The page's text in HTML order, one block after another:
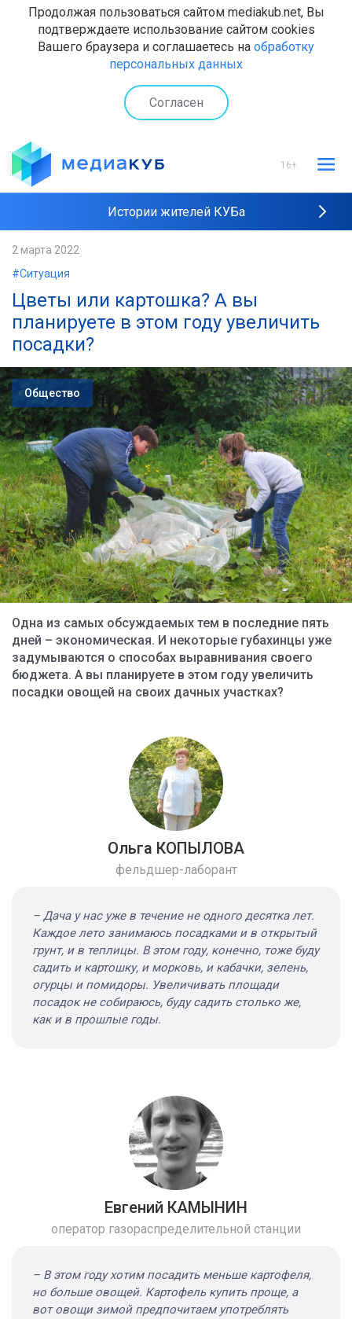
Продолжая пользоваться сайтом mediakub.net, Вы
подтверждаете использование сайтом cookies
Вашего браузера и соглашаетесь на обработку
персональных данных
Согласен
16+
Истории жителей КУБа
2 марта 2022
#Ситуация
Цветы или картошка? А вы
планируете в этом году увеличить
посадки?
Общество
Одна из самых обсуждаемых тем в последние пять
дней – экономическая. И некоторые губахинцы уже
задумываются о способах выравнивания своего
бюджета. А вы планируете в этом году увеличить
посадки овощей на своих дачных участках?
Ольга КОПЫЛОВА
фельдшер-лаборант
– Дача у нас уже в течение не одного десятка лет.
Каждое лето занимаюсь посадками и в открытый
грунт, и в теплицы. В этом году, конечно, тоже буду
садить и картошку, и морковь, и кабачки, зелень,
огурцы и помидоры. Увеличивать площади
посадок не собираюсь, буду садить столько же,
как и в прошлые годы.
Евгений КАМЫНИН
оператор газораспределительной станции
– В этом году хотим посадить меньше картофеля,
но больше овощей. Картофель купить проще, а
вот овощи зимой предпочитаем употреблять